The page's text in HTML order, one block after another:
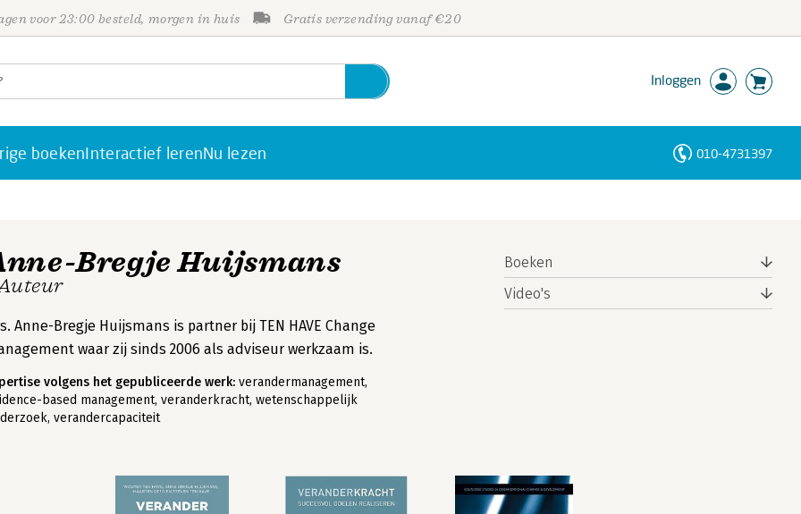
voor 23:00 besteld, morgen in huis Gratis verzending vanaf €20
Inloggen
boekenInteractief lerenNu lezen 010-4731397
Bregje Huijsmans
Anne-Bregje Huijsmans is partner bij TEN HAVE Change
waar zij sinds 2006 als adviseur werkzaam is.
volgens het gepubliceerde werk: verandermanagement,
based management, veranderkracht, wetenschappelijk
verandercapaciteit
Boeken
Video's
Personen